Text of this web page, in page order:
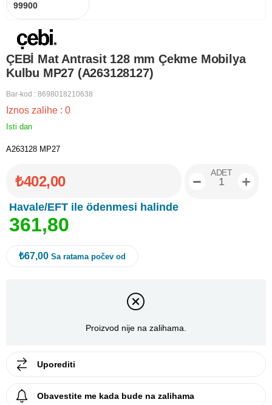
99900
ÇEBİ Mat Antrasit 128 mm Çekme Mobilya
Kulbu MP27 (A263128127)
Bar-kod : 8698018210638
Iznos zalihe : 0
Isti dan
A263128 MP27
₺402,00
Havale/EFT ile ödenmesi halinde
361,80
ADET
₺67,00 Sa ratama počev od
Proizvod nije na zalihama.
Uporediti
Obavestite me kada bude na zalihama